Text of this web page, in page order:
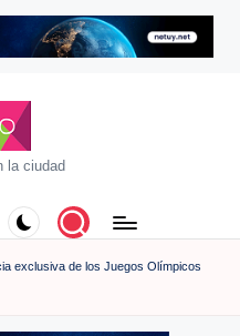
la ciudad
exclusiva de los Juegos Olímpicos